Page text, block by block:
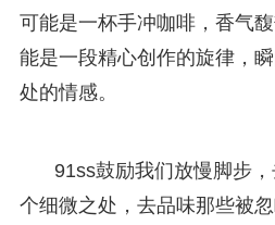
可能是一杯手冲咖啡，香气
能是一段精心创作的旋律，
处的情感。
91ss鼓励我们放慢脚步
个细微之处，去品味那些被